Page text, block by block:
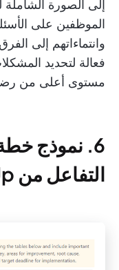
إلى الصورة الشاملة
الموظفين على
وانتماءاتهم إلى
فعالة لتحديد
مستوى أعلى من رضا
6. نموذج
التفاعل من ClickUp